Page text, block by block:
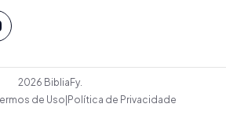
2026 BibliaFy.
de Uso|Política de Privacidade